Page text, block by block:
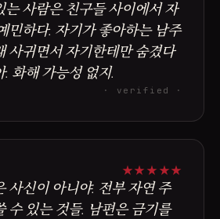
는 사람은 친구들 사이에서 자
민하다. 자기가 좋아하는 남주
사귀면서 자기한테만 숨겼다
화해 가능성 없지.
· verified ·
★★ ★ ★★
사신이 아니야. 전부 자연 주
수 있는 것들. 남편은 금기를